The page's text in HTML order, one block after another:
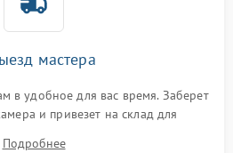
мастера
в удобное для вас время. Заберет
и привезет на склад для
Подробнее